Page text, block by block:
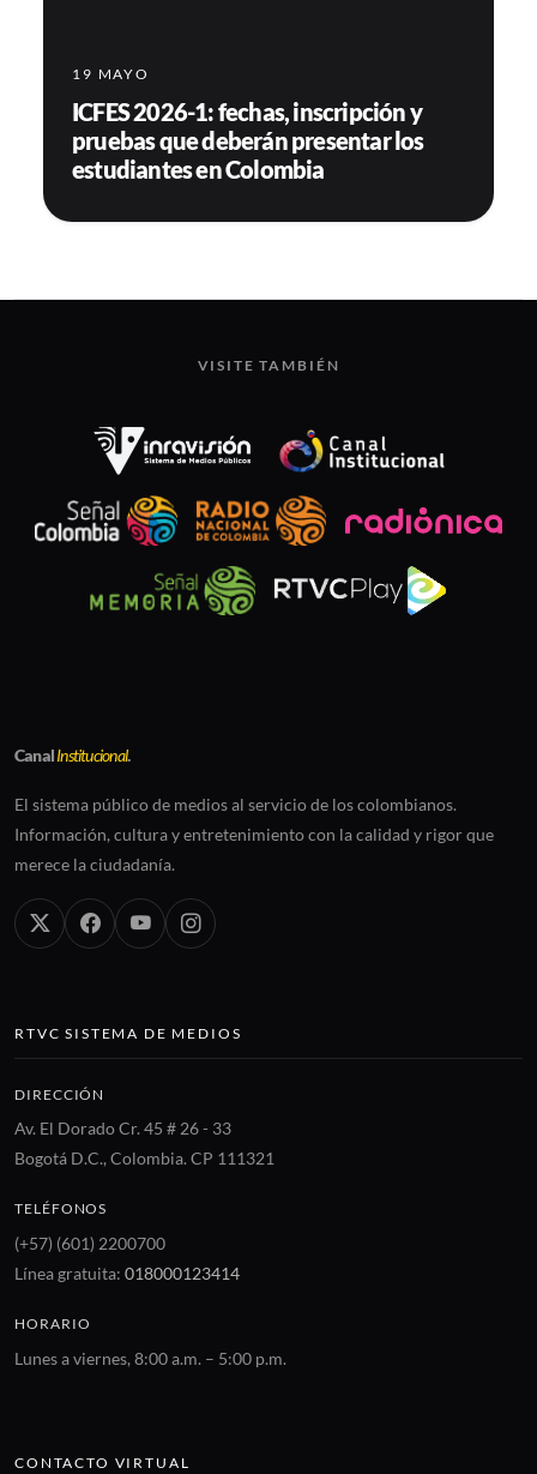
19 MAYO
ICFES 2026-1: fechas, inscripción y
pruebas que deberán presentar los
estudiantes en Colombia
VISITE TAMBIÉN
CanalInstitucional.
El sistema público de medios al servicio de los colombianos.
Información, cultura y entretenimiento con la calidad y rigor que
merece la ciudadanía.
RTVC SISTEMA DE MEDIOS
DIRECCIÓN
Av. El Dorado Cr. 45 # 26 - 33
Bogotá D.C., Colombia. CP 111321
TELÉFONOS
(+57) (601) 2200700
Línea gratuita: 018000123414
HORARIO
Lunes a viernes, 8:00 a.m. – 5:00 p.m.
CONTACTO VIRTUAL